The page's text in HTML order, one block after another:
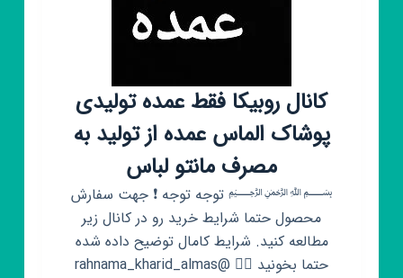
کانال روبیکا فقط عمده تولیدی
پوشاک الماس عمده از تولید به
مصرف مانتو لباس
﷽ توجه توجه ❗ جهت سفارش
محصول حتما شرایط خرید رو در کانال زیر
مطالعه کنید. شرایط کامال توضیح داده شده
حتما بخونید 👇🏼 @rahnama_kharid_almas